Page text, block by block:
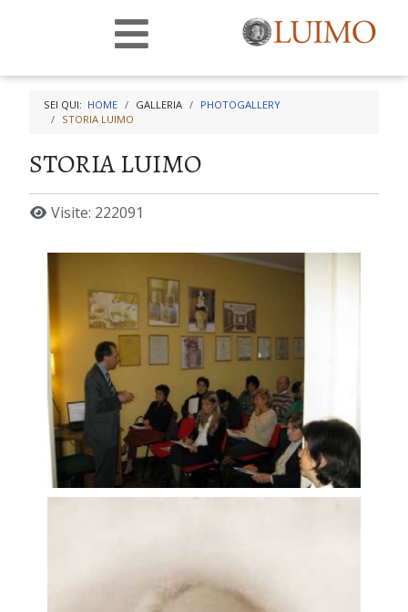
SEI QUI: HOME GALLERIA
PHOTOGALLERY
STORIA LUIMO
STORIA LUIMO
Visite: 222091